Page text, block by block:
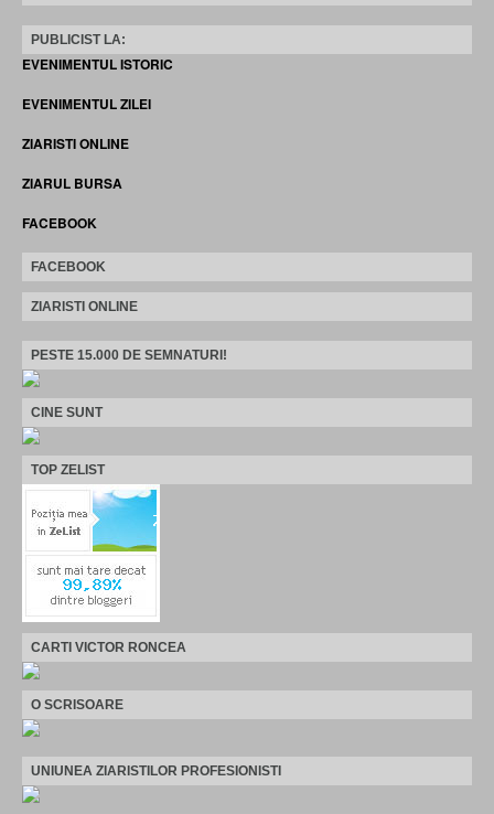
PUBLICIST LA:
EVENIMENTUL ISTORIC
EVENIMENTUL ZILEI
ZIARISTI ONLINE
ZIARUL BURSA
FACEBOOK
FACEBOOK
ZIARISTI ONLINE
PESTE 15.000 DE SEMNATURI!
CINE SUNT
TOP ZELIST
CARTI VICTOR RONCEA
O SCRISOARE
UNIUNEA ZIARISTILOR PROFESIONISTI